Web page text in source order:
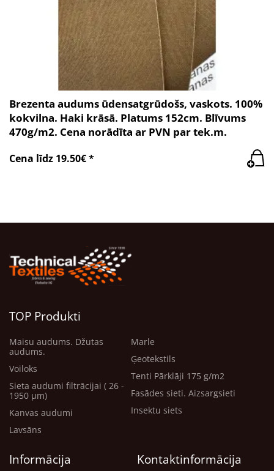
Brezenta audums ūdensatgrūdošs, vaskots. 100%
kokvilna. Haki krāsā. Platums 152cm. Blīvums
470g/m2. Cena norādīta ar PVN par tek.m.
Cena līdz 19.50€ *
TOP Produkti
Maisu audums. Džutas
audums.
Voiloks
Sieta audumi filtrācijai ( 26 -
1950 μm)
Kanvas audumi
Lavsāns
Marle
Ģeotekstils
Tenti Pārklāji 175 g/m2
Fasādes sieti. Aizsargsieti
Insektu siets
Informācija Kontaktinformācija